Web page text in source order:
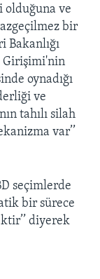
olduğuna ve
bir
Bakanlığı
Girişimi'nin
oynadığı
ve
tahılı silah
var’’
seçimlerde
bir sürece
diyerek